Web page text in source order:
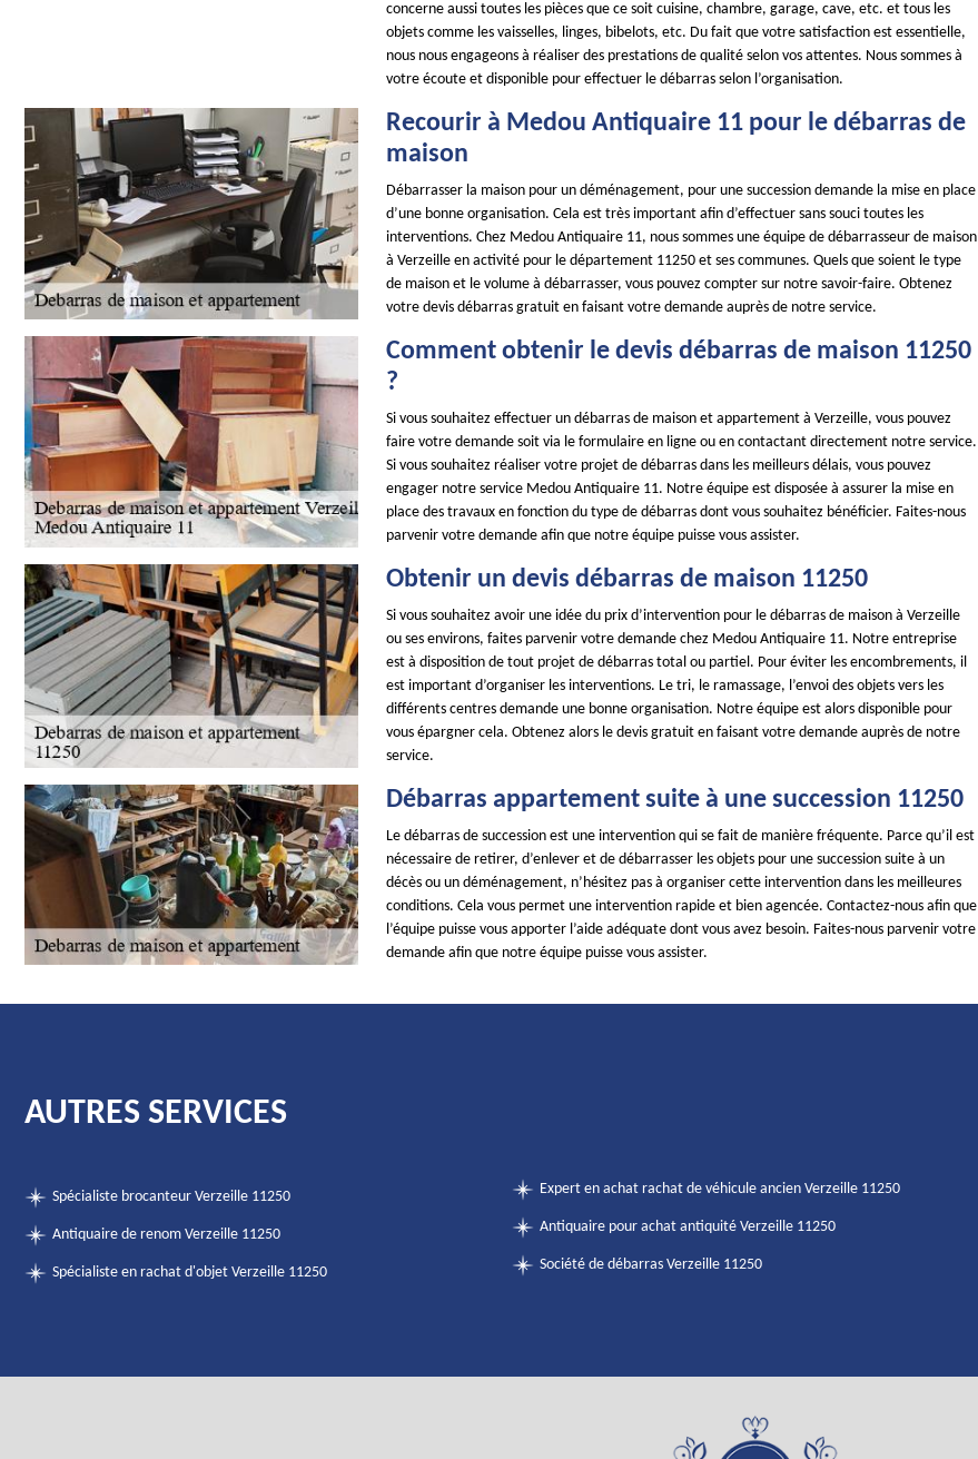
concerne aussi toutes les pièces que ce soit cuisine, chambre, garage, cave, etc. et tous les
objets comme les vaisselles, linges, bibelots, etc. Du fait que votre satisfaction est essentielle,
nous nous engageons à réaliser des prestations de qualité selon vos attentes. Nous sommes à
votre écoute et disponible pour effectuer le débarras selon l’organisation.
Recourir à Medou Antiquaire 11 pour le débarras de
maison
Débarrasser la maison pour un déménagement, pour une succession demande la mise en place
d’une bonne organisation. Cela est très important afin d’effectuer sans souci toutes les
interventions. Chez Medou Antiquaire 11, nous sommes une équipe de débarrasseur de maison
à Verzeille en activité pour le département 11250 et ses communes. Quels que soient le type
de maison et le volume à débarrasser, vous pouvez compter sur notre savoir-faire. Obtenez
votre devis débarras gratuit en faisant votre demande auprès de notre service.
Comment obtenir le devis débarras de maison 11250
?
Si vous souhaitez effectuer un débarras de maison et appartement à Verzeille, vous pouvez
faire votre demande soit via le formulaire en ligne ou en contactant directement notre service.
Si vous souhaitez réaliser votre projet de débarras dans les meilleurs délais, vous pouvez
engager notre service Medou Antiquaire 11. Notre équipe est disposée à assurer la mise en
place des travaux en fonction du type de débarras dont vous souhaitez bénéficier. Faites-nous
parvenir votre demande afin que notre équipe puisse vous assister.
Obtenir un devis débarras de maison 11250
Si vous souhaitez avoir une idée du prix d’intervention pour le débarras de maison à Verzeille
ou ses environs, faites parvenir votre demande chez Medou Antiquaire 11. Notre entreprise
est à disposition de tout projet de débarras total ou partiel. Pour éviter les encombrements, il
est important d’organiser les interventions. Le tri, le ramassage, l’envoi des objets vers les
différents centres demande une bonne organisation. Notre équipe est alors disponible pour
vous épargner cela. Obtenez alors le devis gratuit en faisant votre demande auprès de notre
service.
Débarras appartement suite à une succession 11250
Le débarras de succession est une intervention qui se fait de manière fréquente. Parce qu’il est
nécessaire de retirer, d’enlever et de débarrasser les objets pour une succession suite à un
décès ou un déménagement, n’hésitez pas à organiser cette intervention dans les meilleures
conditions. Cela vous permet une intervention rapide et bien agencée. Contactez-nous afin que
l’équipe puisse vous apporter l’aide adéquate dont vous avez besoin. Faites-nous parvenir votre
demande afin que notre équipe puisse vous assister.
AUTRES SERVICES
Spécialiste brocanteur Verzeille 11250
Antiquaire de renom Verzeille 11250
Spécialiste en rachat d'objet Verzeille 11250
Expert en achat rachat de véhicule ancien Verzeille 11250
Antiquaire pour achat antiquité Verzeille 11250
Société de débarras Verzeille 11250